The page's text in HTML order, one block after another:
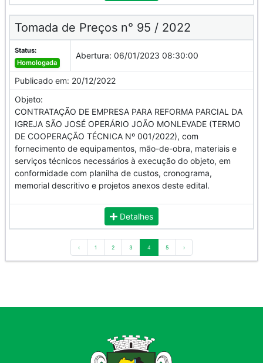
Tomada de Preços n° 95 / 2022
Status:
Homologada
Abertura: 06/01/2023 08:30:00
Publicado em: 20/12/2022
Objeto:
CONTRATAÇÃO DE EMPRESA PARA REFORMA PARCIAL DA
IGREJA SÃO JOSÉ OPERÁRIO JOÃO MONLEVADE (TERMO
DE COOPERAÇÃO TÉCNICA Nº 001/2022), com
fornecimento de equipamentos, mão-de-obra, materiais e
serviços técnicos necessários à execução do objeto, em
conformidade com planilha de custos, cronograma,
memorial descritivo e projetos anexos deste edital.
Detalhes
‹ 1 2 3 4 5 ›